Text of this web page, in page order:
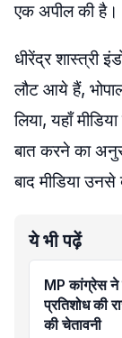
एक अपील की है।
धीरेंद्र शास्त्री
लौट आये हैं,
लिया, यहाँ
बात करने का
बाद मीडिया उनसे
ये भी पढ़ें
MP कांग्रेस ने
प्रतिशोध की
की चेतावनी